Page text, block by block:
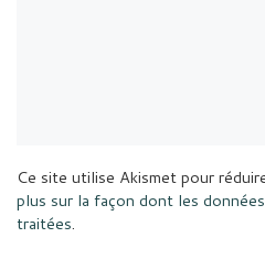
Ce site utilise Akismet pour
plus sur la façon dont les
traitées.